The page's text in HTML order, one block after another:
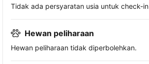
Tidak ada persyaratan usia untuk check-in
Hewan peliharaan
Hewan peliharaan tidak diperbolehkan.